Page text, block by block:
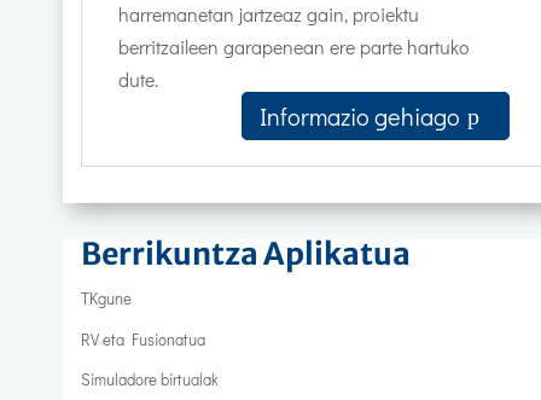
harremanetan jartzeaz gain, proiektu
berritzaileen garapenean ere parte hartuko
dute.
Informazio gehiago
Berrikuntza Aplikatua
TKgune
RV eta Fusionatua
Simuladore birtualak